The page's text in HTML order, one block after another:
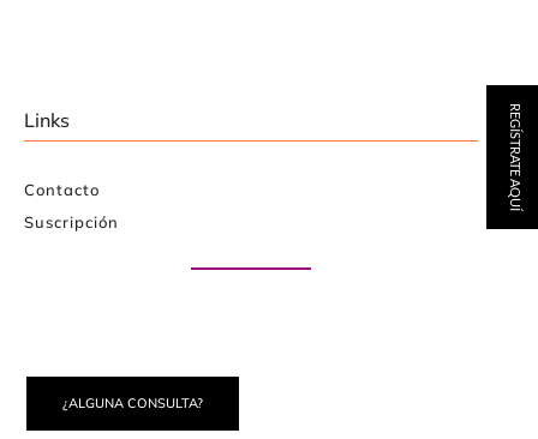
Links
Contacto
Suscripción
¿ALGUNA CONSULTA?
REGÍSTRATE AQUÍ